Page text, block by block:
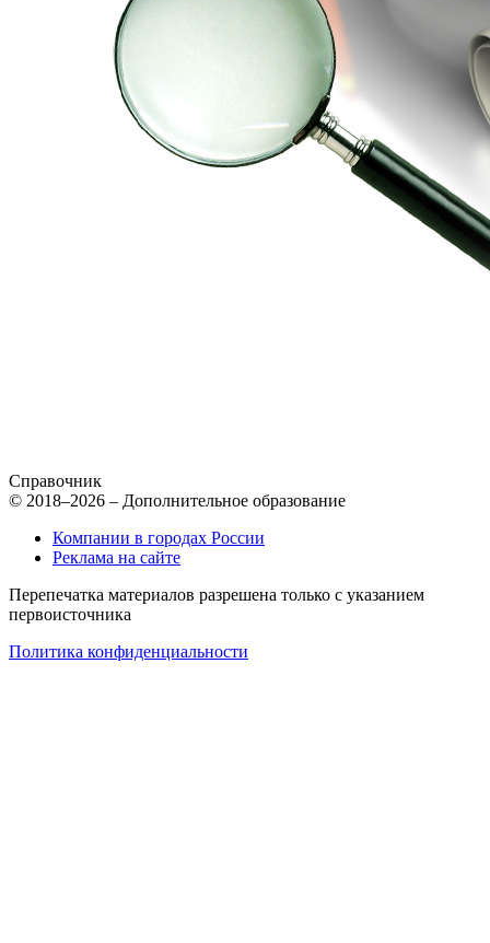
Справочник
© 2018–2026 – Дополнительное образование
Компании в городах России
Реклама на сайте
Перепечатка материалов разрешена только с указанием
первоисточника
Политика конфиденциальности